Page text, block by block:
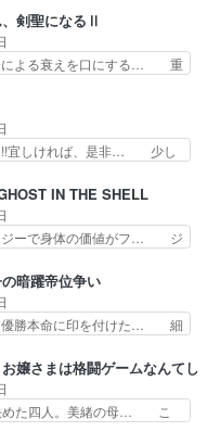
安に… 無理なダイエットは
結… 「これからもお手入
が…
【マリー… 村ごと乗っ取
かないか… 《漫画版少し読
クとゴ… ロックは敵に容赦
気持… 勇者パーティー再結
… ねぇ猫耳ガール、敵の根
世もや替えが利くと復活P
剣聖になるⅡ
による衰えを口にする… 重
物の群を発見した… アマプ
ーベルボア討伐… を言い訳
ねwボア狩り… 先生として
、今回みた… 4人だけでサ
と聞い… ちょっと年齢の事
い訳… ベリルの母もやはり
リ…
!!宜しければ、是非… 少し
強すぎる笑あお… 私にとっ
様の葉巻シー… やはりター
開に迫力が… “貧乏籤百連
1回… 2期入ってから地味
… ゼートゥーア左遷によっ
緊張感ある戦闘描写とギャ
IN THE SHELL
ジーで身体の価値がフ… ジ
めた。この世界の… 原作読
のに、覚えてる… コイルの
バトーの指導… やまとん1
のだろう？… 日本とロシア
し… 前回同様『イノセン
版… 第５話「EPISODEラ
暗躍帝位争い
優勝本命に印を付けた… 細
ルは最初から自分… プラネ
いな「騎士狩猟… 麦茶どこ
の出涸らしぐ… 第５話を
た。視聴に… 復讐に燃える
嬢さまは格闘ゲームなんてし
めた四人。美緒の母… こ